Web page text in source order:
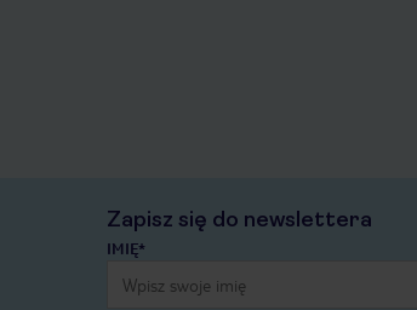
Zapisz się do newslettera
IMIĘ*